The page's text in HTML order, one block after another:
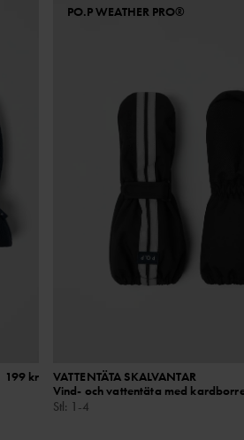
199 kr
PO.P WEATHER PRO®
VATTENTÄTA SKALVANTAR
Vind- och vattentäta med
Stl: 1-4